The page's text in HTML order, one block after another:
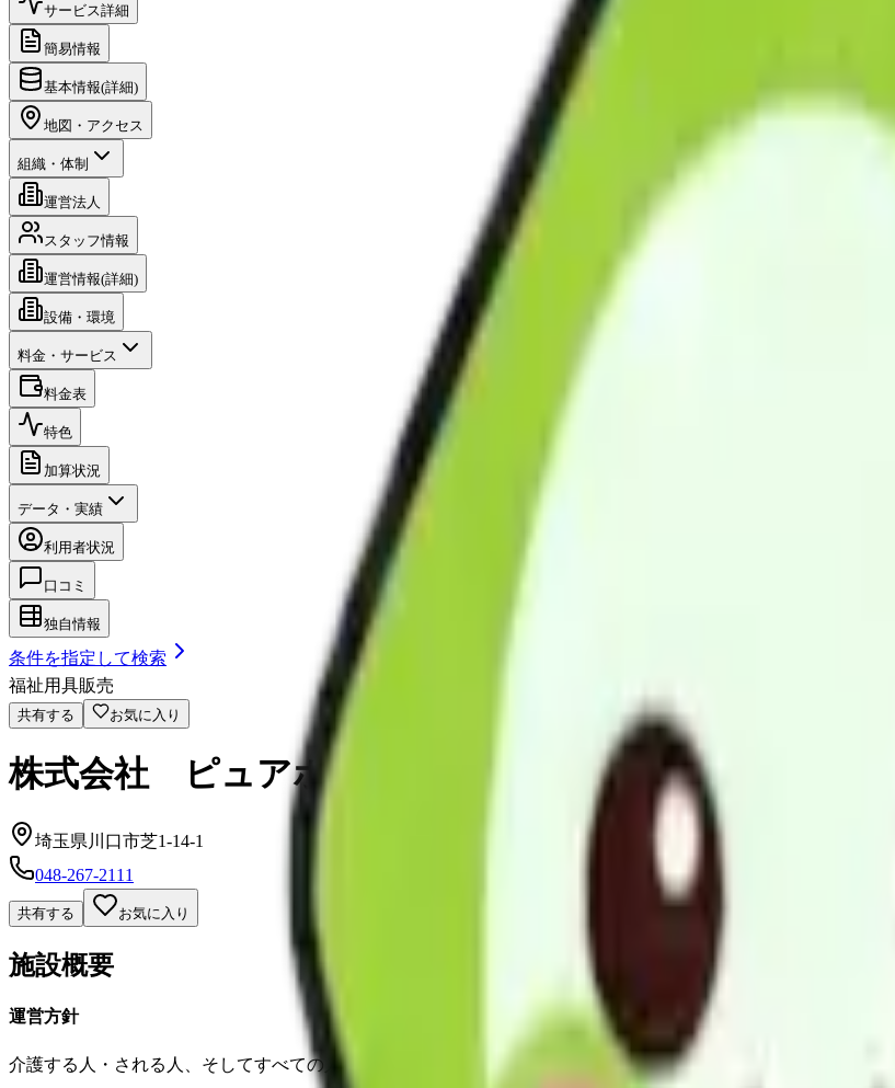
サービス詳細
簡易情報
基本情報(詳細)
地図・アクセス
組織・体制
運営法人
スタッフ情報
運営情報(詳細)
設備・環境
料金・サービス
料金表
特色
加算状況
データ・実績
利用者状況
口コミ
独自情報
条件を指定して検索
福祉用具販売
共有する お気に入り
株式会社 ピュアホームズ
埼玉県川口市芝1-14-1
048-267-2111
共有する お気に入り
施設概要
運営方針
介護する人・される人、そしてすべての人たちが、豊かに暮らせる環境づくりのお手伝いを心を込めて行います。